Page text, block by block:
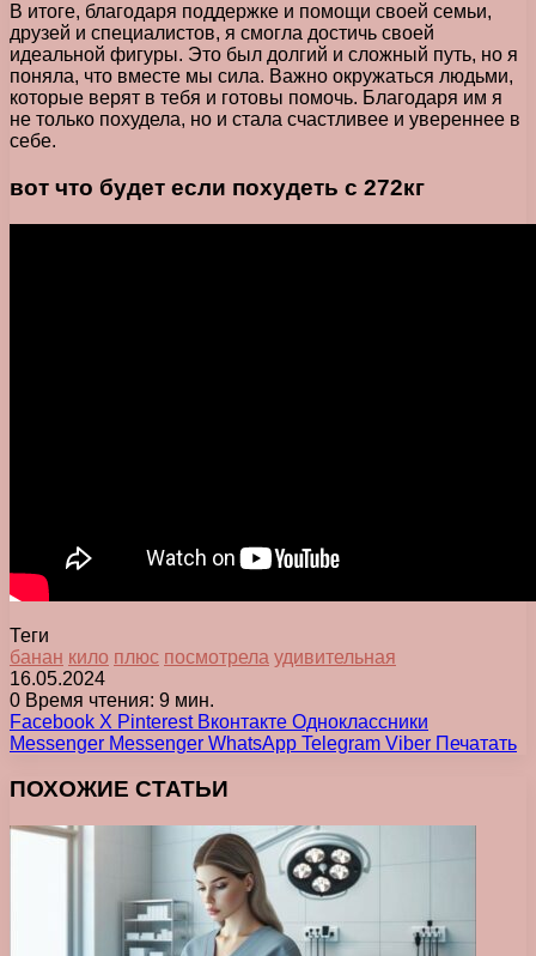
В итоге, благодаря поддержке и помощи своей семьи,
друзей и специалистов, я смогла достичь своей
идеальной фигуры. Это был долгий и сложный путь, но я
поняла, что вместе мы сила. Важно окружаться людьми,
которые верят в тебя и готовы помочь. Благодаря им я
не только похудела, но и стала счастливее и увереннее в
себе.
вот что будет если похудеть с 272кг
Теги
банан кило плюс посмотрела удивительная
16.05.2024
0 Время чтения: 9 мин.
Facebook X Pinterest Вконтакте Одноклассники
Messenger Messenger WhatsApp Telegram Viber Печатать
ПОХОЖИЕ СТАТЬИ